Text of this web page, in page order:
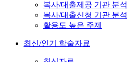
복사/대출제공 기관 분석
복사/대출신청 기관 분석
활용도 높은 주제
최신/인기 학술자료